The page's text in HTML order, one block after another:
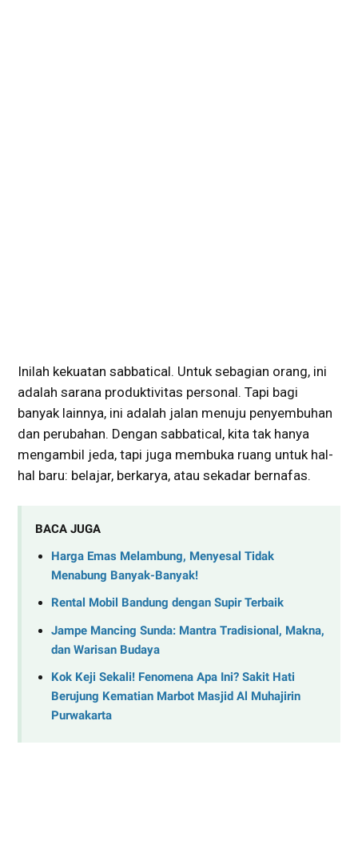
Inilah kekuatan sabbatical. Untuk sebagian orang, ini
adalah sarana produktivitas personal. Tapi bagi
banyak lainnya, ini adalah jalan menuju penyembuhan
dan perubahan. Dengan sabbatical, kita tak hanya
mengambil jeda, tapi juga membuka ruang untuk hal-
hal baru: belajar, berkarya, atau sekadar bernafas.
BACA JUGA
Harga Emas Melambung, Menyesal Tidak
Menabung Banyak-Banyak!
Rental Mobil Bandung dengan Supir Terbaik
Jampe Mancing Sunda: Mantra Tradisional, Makna,
dan Warisan Budaya
Kok Keji Sekali! Fenomena Apa Ini? Sakit Hati
Berujung Kematian Marbot Masjid Al Muhajirin
Purwakarta